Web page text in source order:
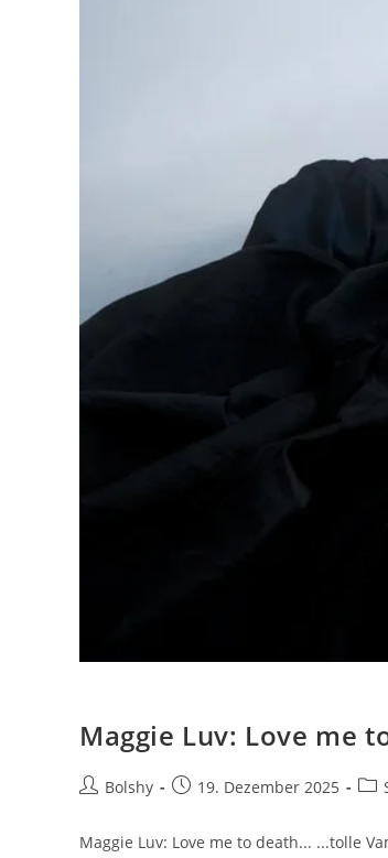
Maggie Luv: Love me
Beitrags-
Bolshy
Beitrag19. Dezember 2025
Maggie Luv: Love me to death... ...tolle